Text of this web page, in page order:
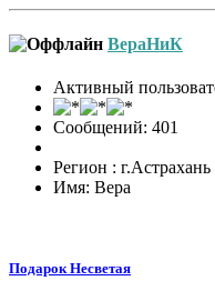
ВераНиК
Активный
Сообщений: 401
Регион : г.Астрахань
Имя: Вера
Подарок Несветая